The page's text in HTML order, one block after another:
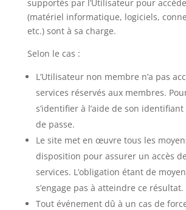
supportés par l’Utilisateur pour
(matériel informatique, logiciels,
etc.) sont à sa charge.
Selon le cas :
L’Utilisateur non membre n’a pas
services réservés aux membres.
s’identifier à l’aide de son
de passe.
Le site met en œuvre tous les
disposition pour assurer un accès
services. L’obligation étant de
s’engage pas à atteindre ce résultat.
Tout événement dû à un cas de